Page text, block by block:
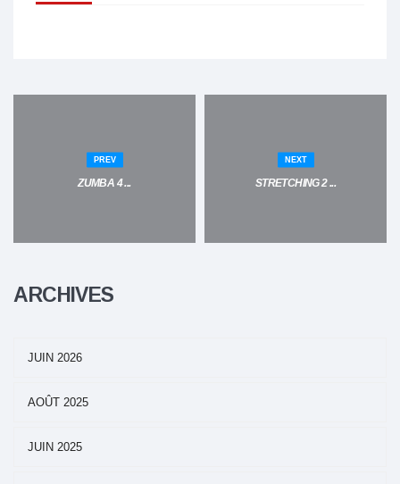
PREV
ZUMBA 4 ...
NEXT
STRETCHING 2 ...
ARCHIVES
JUIN 2026
AOÛT 2025
JUIN 2025